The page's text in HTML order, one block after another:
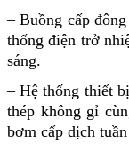
– Buồng cấp
thống điện trở
sáng.
– Hệ thống thiết
thép không gỉ
bơm cấp dịch